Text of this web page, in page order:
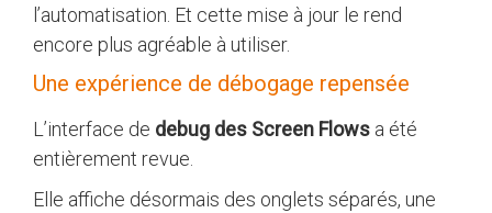
l’automatisation. Et cette mise à jour le rend
encore plus agréable à utiliser.
Une expérience de débogage repensée
L’interface de debug des Screen Flows a été
entièrement revue.
Elle affiche désormais des onglets séparés, une